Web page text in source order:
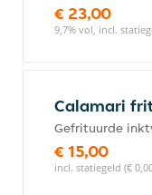
€ 23,00
9,7% vol, incl.
Calamari
Gefrituurde
€ 15,00
incl. statiegeld (€